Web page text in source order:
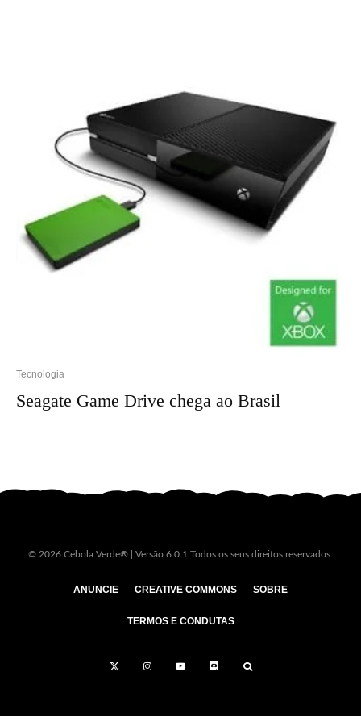
Tecnologia
Seagate Game Drive chega ao Brasil
© 2026 Cebola Verde® | Versão 6.0.1 Todos os seus direitos reservados.
ANUNCIE CREATIVE COMMONS SOBRE
TERMOS E CONDUTAS